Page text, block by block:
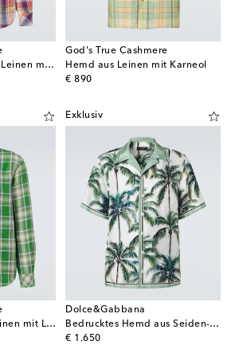
Hemd Daybreak aus Leinen mit Sonnenstein
God's True Cashmere
Hemd aus Leinen mit Karneol
€ 890
original price
Hemd Harbor aus Leinen mit Lapislazuli
Exklusiv
Dolce&Gabbana
Bedrucktes Hemd aus Seiden-Twill
€ 1.650
original price